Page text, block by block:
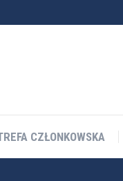
CZŁONKOWSKA
CZŁONKOWSKA